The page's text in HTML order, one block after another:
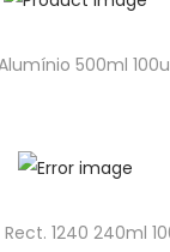
500ml
1240 240ml